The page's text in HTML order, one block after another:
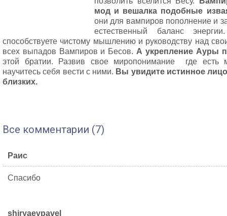
мод и вешалка подобные
они для вампиров пополнение и
естественный баланс
способствуете чистому мышлению и руководству над
всех выпадов Вампиров и Бесов. А укрепление Ауры
этой братии. Развив свое миропонимание где
научитесь себя вести с ними. Вы увидите истинное
близких.
Все комментарии (7)
Раис
Спасибо
shiryaevpavel